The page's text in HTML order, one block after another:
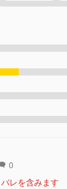
女を発見する。
0
レを含みます